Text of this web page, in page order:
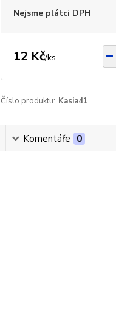
Nejsme plátci DPH
12 Kč/ks
Číslo produktu: Kasia41
Komentáře 0